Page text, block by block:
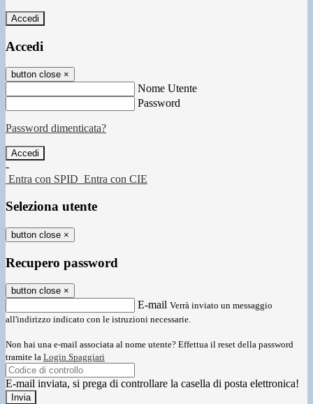
Accedi
Accedi
button close ×
Nome Utente
Password
Password dimenticata?
-
Entra con SPID Entra con CIE
Seleziona utente
button close ×
Recupero password
button close ×
E-mail Verrà inviato un messaggio
all'indirizzo indicato con le istruzioni necessarie.
Non hai una e-mail associata al nome utente? Effettua il reset della password
tramite la Login Spaggiari
E-mail inviata, si prega di controllare la casella di posta elettronica!